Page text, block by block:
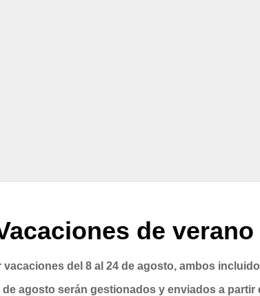
de verano
vacaciones del 8 al 24 de agosto, ambos
agosto serán gestionados y enviados a partir